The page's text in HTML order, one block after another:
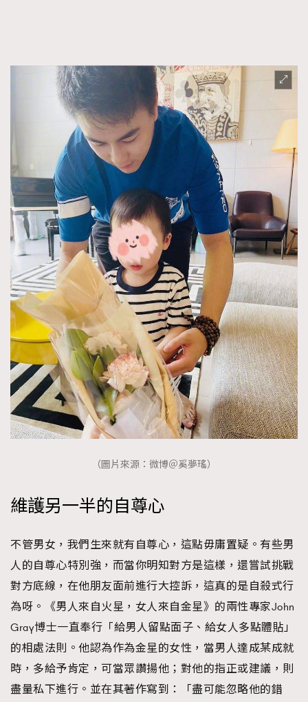
（圖片來源：微博＠奚夢瑤）
維護另一半的自尊心
不管男女，我們生來就有自尊心，這點毋庸置疑。有些男
人的自尊心特別強，而當你明知對方是這樣，還嘗試挑戰
對方底線，在他朋友面前進行大控訴，這真的是自殺式行
為呀。《男人來自火星，女人來自金星》的兩性專家John
Gray博士一直奉行「給男人留點面子、給女人多點體貼」
的相處法則。他認為作為金星的女性，當男人達成某成就
時，多給予肯定，可當眾讚揚他；對他的指正或建議，則
盡量私下進行。並在其著作寫到：「盡可能忽略他的錯